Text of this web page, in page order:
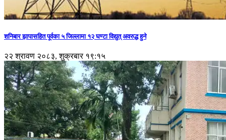
शनिबार झापासहित पूर्वका ५ जिल्लामा १२ घण्टा विद्युत् अवरुद्ध हुने
२२ श्रावण २०८३, शुक्रबार १९:१५